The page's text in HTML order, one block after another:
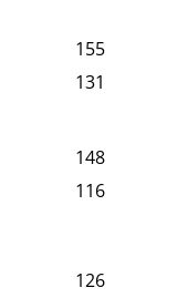
155
131
148
116
126